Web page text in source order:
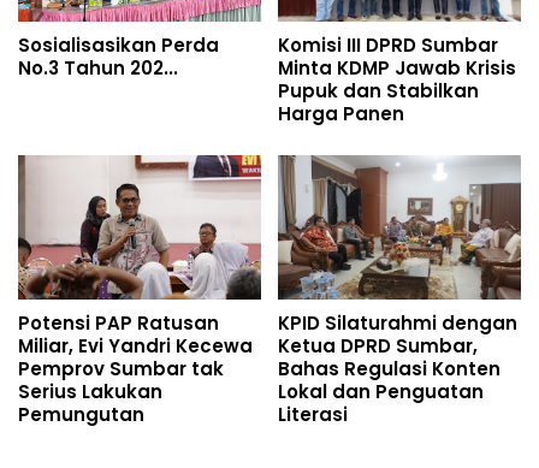
Sosialisasikan Perda
No.3 Tahun 202...
Komisi III DPRD Sumbar
Minta KDMP Jawab Krisis
Pupuk dan Stabilkan
Harga Panen
Potensi PAP Ratusan
Miliar, Evi Yandri Kecewa
Pemprov Sumbar tak
Serius Lakukan
Pemungutan
KPID Silaturahmi dengan
Ketua DPRD Sumbar,
Bahas Regulasi Konten
Lokal dan Penguatan
Literasi